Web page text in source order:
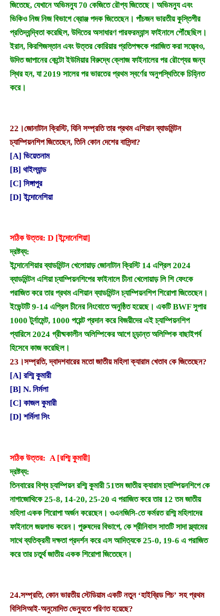
জিতেছে, যেখানে অভিমন্যু 70 কেজিতে রৌপ্য জিতেছে। অভিমন্যু এবং
ভিকিও নিজ নিজ বিভাগে ব্রোঞ্জ পদক জিতেছেন। পাঁচজন ভারতীয় কুস্তিগীর
প্রতিদ্বন্দ্বিতা করেছিল, উদিতের অসাধারণ পারফরম্যান্স ফাইনালে পৌঁছেছিল।
ইরান, কিরগিজস্তান এবং উত্তর কোরিয়ার প্রতিপক্ষকে পরাজিত করা সত্ত্বেও,
উদিত জাপানের কেন্টো ইউমিয়ার বিরুদ্ধে ক্লোজ ফাইনালের পর রৌপ্যের জন্য
স্থির হন, যা 2019 সালের পর ভারতের প্রথম স্বর্ণের অনুপস্থিতিকে চিহ্নিত
করে।
22।জোনাটান ক্রিস্টি, যিনি সম্প্রতি তার প্রথম এশিয়ান ব্যাডমিন্টন
চ্যাম্পিয়নশিপ জিতেছেন, তিনি কোন দেশের বাসিন্দা?
[A] ভিয়েতনাম
[B] থাইল্যান্ড
[C] সিঙ্গাপুর
[D] ইন্দোনেশিয়া
সঠিক উত্তর: D [ইন্দোনেশিয়া]
দ্রষ্টব্য:
ইন্দোনেশিয়ার ব্যাডমিন্টন খেলোয়াড় জোনাটান ক্রিস্টি 14 এপ্রিল 2024
ব্যাডমিন্টন এশিয়া চ্যাম্পিয়নশিপের ফাইনালে চীনা খেলোয়াড় লি শি ফেংকে
পরাজিত করে তার প্রথম এশিয়ান ব্যাডমিন্টন চ্যাম্পিয়নশিপ শিরোপা জিতেছেন।
ইভেন্টটি 9-14 এপ্রিল চীনের নিংবোতে অনুষ্ঠিত হয়েছে। একটি BWF সুপার
1000 টুর্নামেন্ট, 1000 পয়েন্ট প্রদান করে বিজয়ীদের এই চ্যাম্পিয়নশিপ
প্যারিসে 2024 গ্রীষ্মকালীন অলিম্পিকের আগে চূড়ান্ত অলিম্পিক বাছাইপর্ব
হিসেবে কাজ করেছিল।
23।সম্প্রতি, দ্বাদশবারের মতো জাতীয় মহিলা ক্যারাম খেতাব কে জিতেছেন?
[A] রশ্মি কুমারী
[B] N. নির্মলা
[C] কাজল কুমারী
[D] শর্মিলা সিং
সঠিক উত্তর: A [রশ্মি কুমারী]
দ্রষ্টব্য:
তিনবারের বিশ্ব চ্যাম্পিয়ন রশ্মি কুমারী 51তম জাতীয় ক্যারাম চ্যাম্পিয়নশিপে কে
নাগাজোথিকে 25-8, 14-20, 25-20 এ পরাজিত করে তার 12 তম জাতীয়
মহিলা একক শিরোপা অর্জন করেছেন। ওএনজিসি-তে কর্মরত রশ্মি মহিলাদের
ফাইনালে জয়লাভ করেন। পুরুষদের বিভাগে, কে শ্রীনিবাস সাতটি সাদা স্ল্যামের
সাথে ব্যতিক্রমী দক্ষতা প্রদর্শন করে এস আদিত্যকে 25-0, 19-6 এ পরাজিত
করে তার চতুর্থ জাতীয় একক শিরোপা জিতেছেন।
24.সম্প্রতি, কোন ভারতীয় স্টেডিয়াম একটি নতুন ‘হাইব্রিড পিচ’ সহ প্রথম
বিসিসিআই-অনুমোদিত ভেন্যুতে পরিণত হয়েছে?